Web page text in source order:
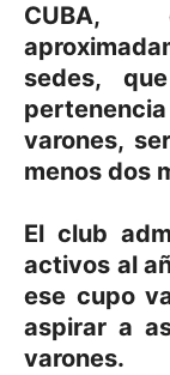
sedes,
varones, ser
menos dos
El club
activos al
ese cupo
aspirar a
varones.